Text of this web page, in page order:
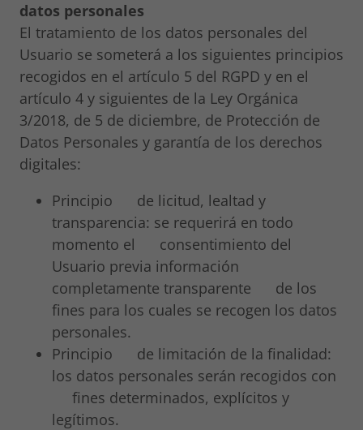
datos personales
El tratamiento de los datos personales del
Usuario se someterá a los siguientes principios
recogidos en el artículo 5 del RGPD y en el
artículo 4 y siguientes de la Ley Orgánica
3/2018, de 5 de diciembre, de Protección de
Datos Personales y garantía de los derechos
digitales:
Principio de licitud, lealtad y
transparencia: se requerirá en todo
momento el consentimiento del
Usuario previa información
completamente transparente de los
fines para los cuales se recogen los datos
personales.
Principio de limitación de la finalidad:
los datos personales serán recogidos con
fines determinados, explícitos y
legítimos.